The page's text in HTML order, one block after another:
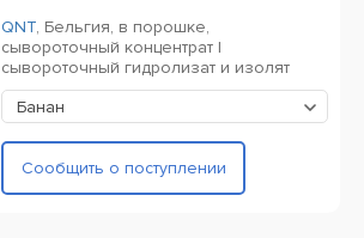
QNT, Бельгия, в порошке,
сывороточный концентрат |
сывороточный гидролизат и изолят
Банан
Сообщить о поступлении